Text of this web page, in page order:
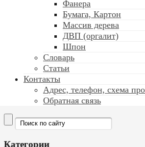
Фанера
Бумага, Картон
Массив дерева
ДВП (оргалит)
Шпон
Словарь
Статьи
Контакты
Адрес, телефон, схема
Обратная связь
Категории